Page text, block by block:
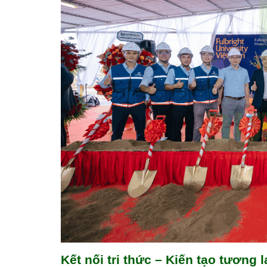
Kết nối tri thức – Kiến tạo tương